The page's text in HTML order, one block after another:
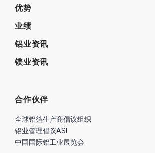
优势
业绩
铝业资讯
镁业资讯
合作伙伴
全球铝箔生产商倡议组织
铝业管理倡议ASI
中国国际铝工业展览会